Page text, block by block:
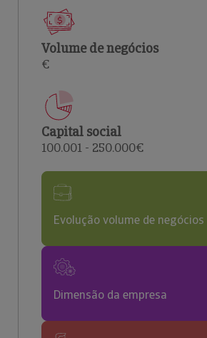
Volume de negócios
€
Capital social
100.001 - 250.000€
Evolução volume de negócios
Dimensão da empresa